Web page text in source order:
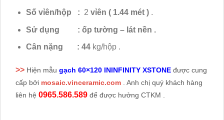
Số vỉên/hộp : 2 vỉên ( 1.44 mét ).
Sử dụng : ốp tường – lát nền .
Cân nặng : 44kg/hộp .
>> Hiện mẫu gạch 60×120 ININFINITY XSTONE được cung
cấp bởi mosaic.vinceramic.com . Anh chị quý khách hàng
liên hệ 0965.586.589 để được hưởng CTKM .